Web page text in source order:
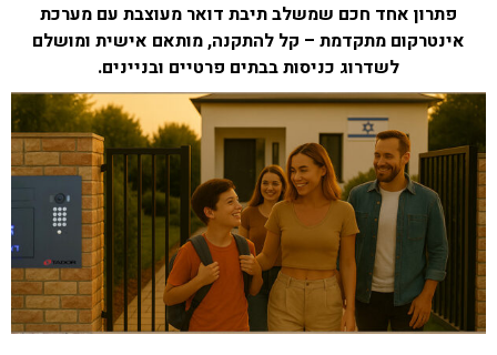
פתרון אחד חכם שמשלב תיבת דואר מעוצבת עם מערכת
אינטרקום מתקדמת – קל להתקנה, מותאם אישית ומושלם
לשדרוג כניסות בבתים פרטיים ובניינים.